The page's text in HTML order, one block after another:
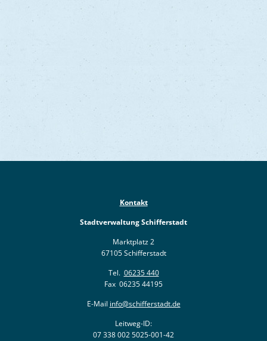
Kontakt
Stadtverwaltung Schifferstadt
Marktplatz 2
67105 Schifferstadt
Tel. 06235 440
Fax 06235 44195
E-Mail info@schifferstadt.de
Leitweg-ID:
07 338 002 5025-001-42